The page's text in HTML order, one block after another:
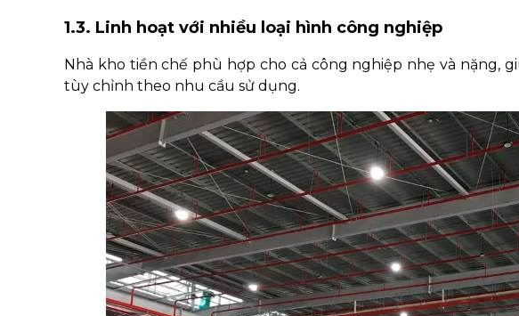
1.3. Linh hoạt với nhiều loại hình công nghiệp
Nhà kho tiền chế phù hợp cho cả công nghiệp nhẹ và nặng,
tùy chỉnh theo nhu cầu sử dụng.